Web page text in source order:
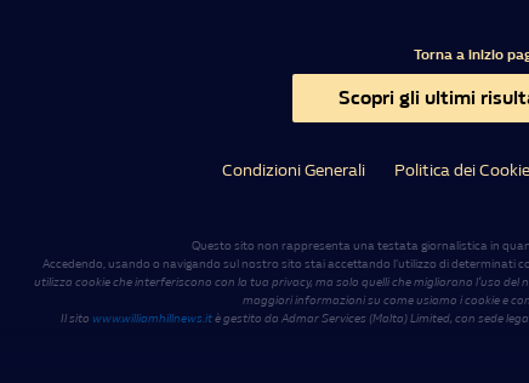
Torna a inizio
Scopri gli ultimi
Condizioni Generali Politica dei Cookie
Questo sito non rappresenta una testata giornalistica in
Accedendo, usando o navigando sul nostro sito stai accettando l’utilizzo di determinati
utilizza cookie che interferiscono con la tua privacy, ma solo quelli che migliorano l’uso
maggiori informazioni su come usiamo i cookie e
Il sito www.williamhillnews.itè gestito da Admar Services (Malta) Limited, con sede